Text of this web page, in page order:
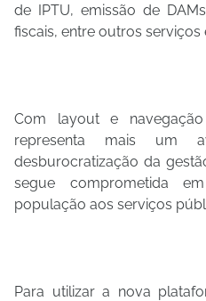
de IPTU, emissão de
fiscais, entre outros serviços
Com layout e
representa mais um
desburocratização da
segue comprometida
população aos serviços
Para utilizar a nova